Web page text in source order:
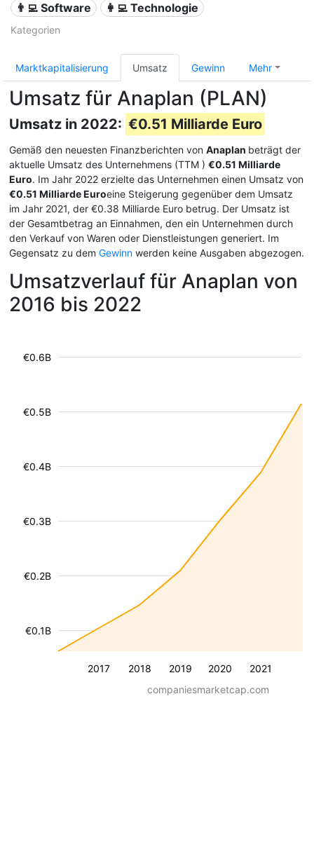
👨‍💻 Software 👩‍💻 Technologie
Kategorien
Marktkapitalisierung Umsatz Gewinn Mehr
Umsatz für Anaplan (PLAN)
Umsatz in 2022: €0.51 Milliarde Euro
Gemäß den neuesten Finanzberichten von Anaplan beträgt der
aktuelle Umsatz des Unternehmens (TTM ) €0.51 Milliarde
Euro. Im Jahr 2022 erzielte das Unternehmen einen Umsatz von
€0.51 Milliarde Euroeine Steigerung gegenüber dem Umsatz
im Jahr 2021, der €0.38 Milliarde Euro betrug. Der Umsatz ist
der Gesamtbetrag an Einnahmen, den ein Unternehmen durch
den Verkauf von Waren oder Dienstleistungen generiert. Im
Gegensatz zu dem Gewinn werden keine Ausgaben abgezogen.
Umsatzverlauf für Anaplan von
2016 bis 2022
2017 2018 2019 2020 2021
€0.1B
€0.2B
€0.3B
€0.4B
€0.5B
€0.6B
companiesmarketcap.com